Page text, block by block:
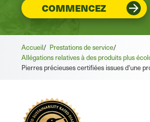
COMMENCEZ
Accueil/ Prestations de service/
Allégations relatives à des produits plus
Pierres précieuses certifiées issues d'une